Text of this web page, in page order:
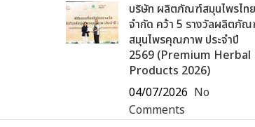
บริษัท ผลิตภัณฑ์สมุนไพรไทย
จำกัด คว้า 5 รางวัลผลิตภั
สมุนไพรคุณภาพ ประจำปี
2569 (Premium Herbal
Products 2026)
04/07/2026 No
Comments